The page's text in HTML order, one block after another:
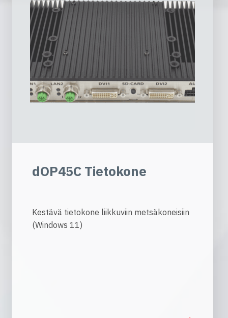
dOP45C Tietokone
Kestävä tietokone liikkuviin metsäkoneisiin
(Windows 11)